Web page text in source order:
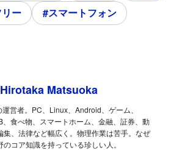
ー
#スマートフォン
Hirotaka Matsuoka
営者。PC、Linux、Android、ゲーム、
、食べ物、スマートホーム、金融、証券、動
集、法律など幅広く。物理作業は苦手。なぜ
のコア知識を持っている珍しい人。